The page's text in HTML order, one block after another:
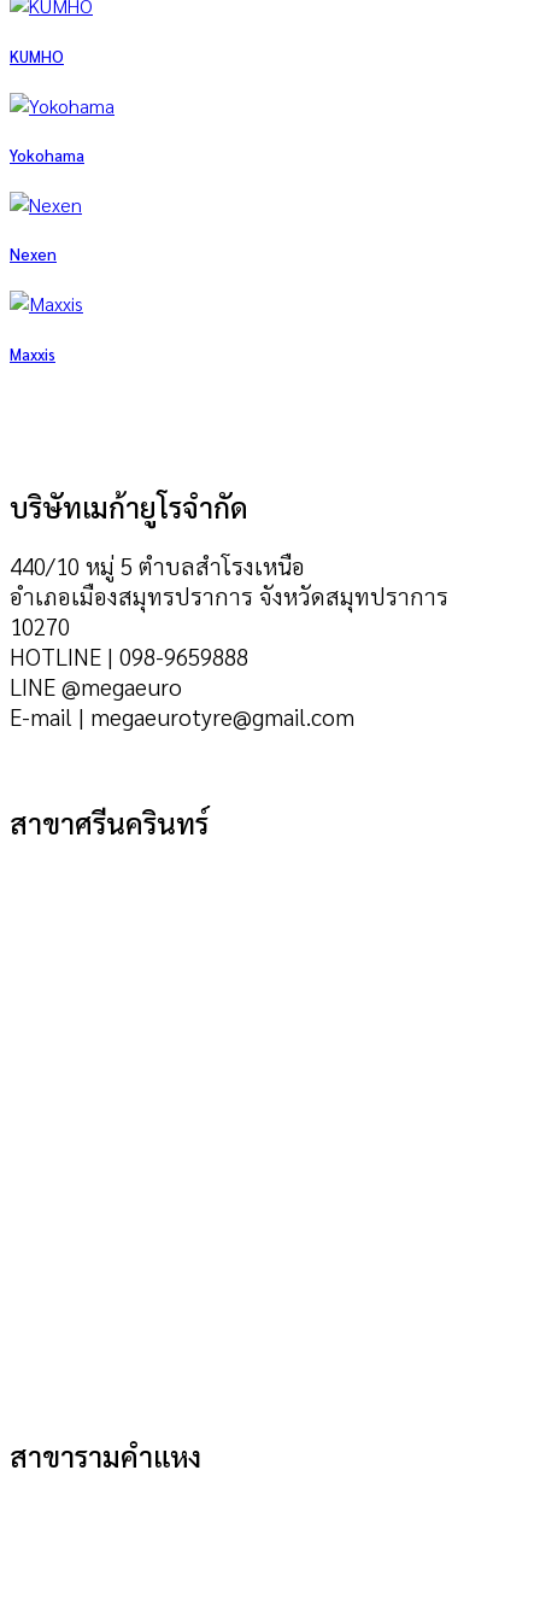
KUMHO
Yokohama
Nexen
Maxxis
บริษัทเมก้ายูโรจำกัด
440/10 หมู่ 5 ตำบลสำโรงเหนือ
อำเภอเมืองสมุทรปราการ จังหวัดสมุทปราการ
10270
HOTLINE | 098-9659888
LINE @megaeuro
E-mail | megaeurotyre@gmail.com
สาขาศรีนครินทร์
สาขารามคำแหง